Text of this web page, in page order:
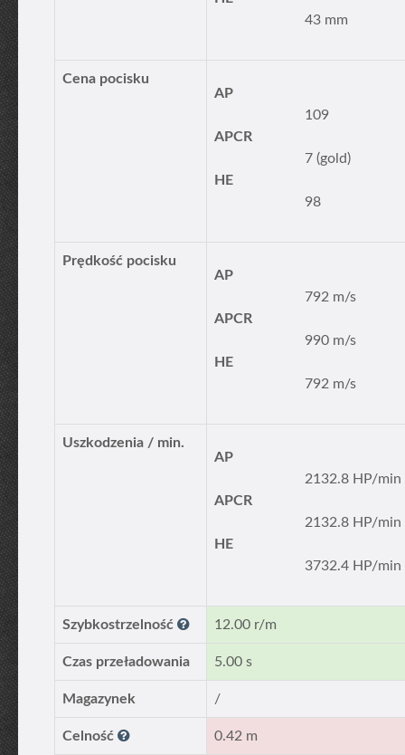
43 mm
Cena pocisku
AP
109
APCR
7 (gold)
HE
98
Prędkość pocisku
AP
792 m/s
APCR
990 m/s
HE
792 m/s
Uszkodzenia / min.
AP
2132.8 HP/min
APCR
2132.8 HP/min
HE
3732.4 HP/min
Szybkostrzelność 12.00 r/m
Czas przeładowania 5.00 s
Magazynek /
Celność 0.42 m